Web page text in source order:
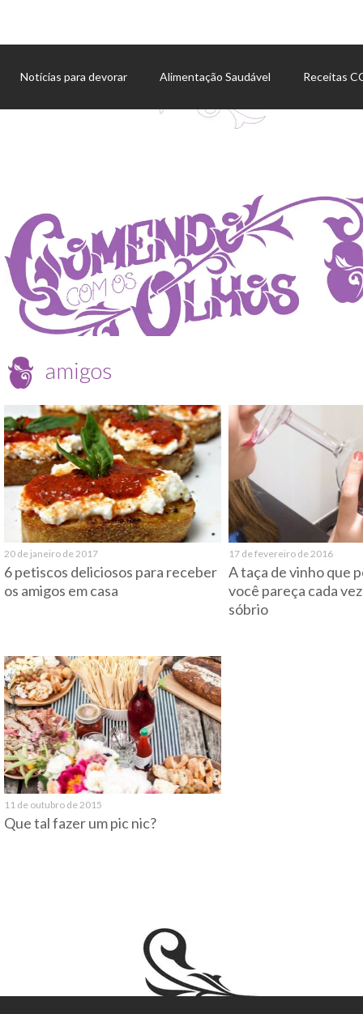
Notícias para devorar Alimentação Saudável Receitas
amigos
20 de janeiro de 2017
6 petiscos deliciosos para receber
os amigos em casa
17 de fevereiro de 2016
A taça de vinho que
você pareça cada
sóbrio
11 de outubro de 2015
Que tal fazer um pic nic?